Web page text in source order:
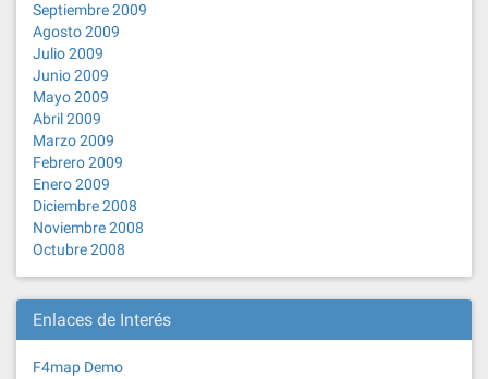
Septiembre 2009
Agosto 2009
Julio 2009
Junio 2009
Mayo 2009
Abril 2009
Marzo 2009
Febrero 2009
Enero 2009
Diciembre 2008
Noviembre 2008
Octubre 2008
Enlaces de Interés
F4map Demo